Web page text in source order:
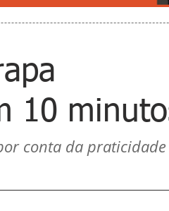
10
conta da